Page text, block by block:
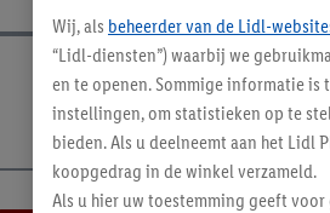
Wij, als beheerder van de Lidl-
“Lidl-diensten”) waarbij we
en te openen. Sommige informatie
instellingen, om statistieken op te
bieden. Als u deelneemt aan het Lidl
koopgedrag in de winkel verzameld.
Als u hier uw toestemming geeft